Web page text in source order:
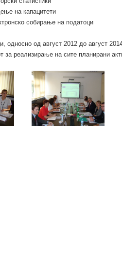
на капацитети
собирање на податоци
односно од август 2012 до август
за реализирање на сите планирани